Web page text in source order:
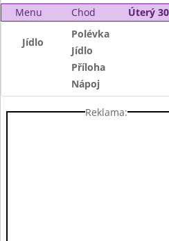
Menu
Chod Úterý
Jídlo
Polévka
Jídlo
Příloha
Nápoj
Reklama: